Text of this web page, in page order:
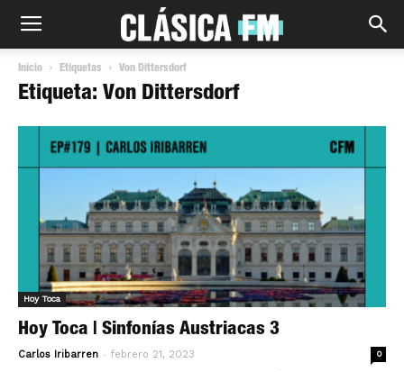
Inicio Etiquetas Von Dittersdorf
Etiqueta: Von Dittersdorf
Hoy Toca
Hoy Toca | Sinfonías Austriacas 3
Carlos Iribarren - febrero 21, 2023 0